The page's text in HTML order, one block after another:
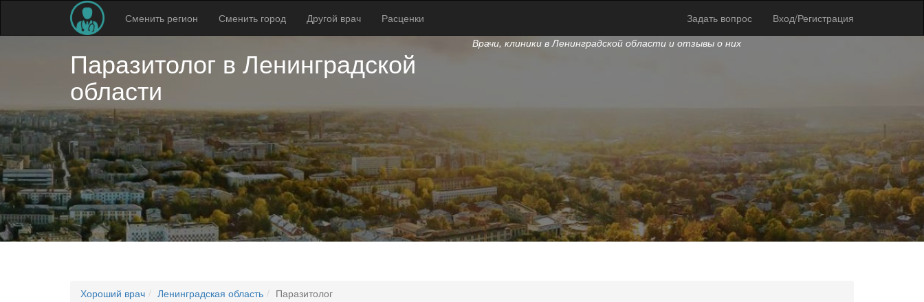
Сменить регион Сменить город Другой врач Расценки Задать вопрос Вход/Регистрация
Паразитолог в Ленинградской
области
Врачи, клиники в Ленинградской области и отзывы о них
Хороший врач Ленинградская область Паразитолог